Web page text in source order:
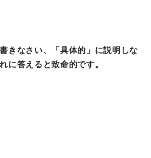
きなさい、「具体的」に説明しな
に答えると致命的です。